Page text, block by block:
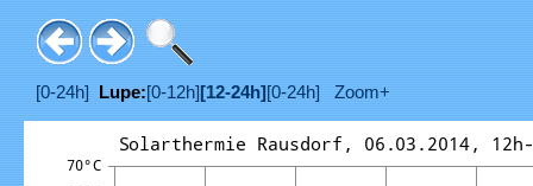
[0-24h] Lupe:[0-12h] [12-24h] [0-24h] Zoom+